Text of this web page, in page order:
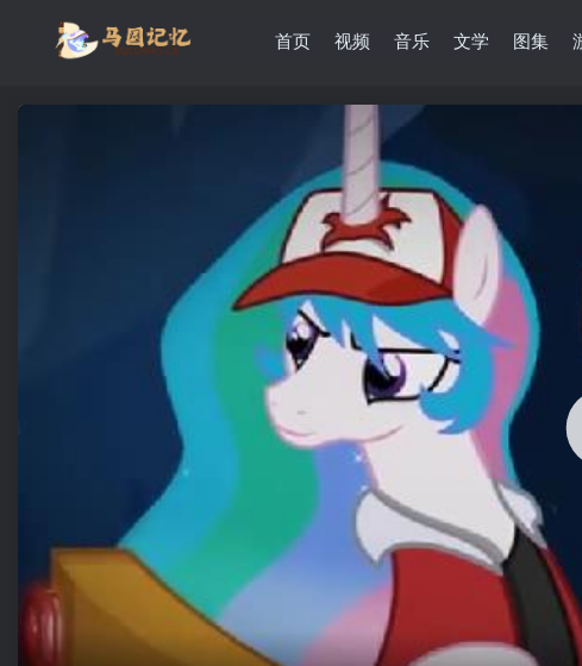
首页 视频 音乐 文学 图集
滚动 顶部
防止弹幕重叠
1/4
滚动 顶部底部